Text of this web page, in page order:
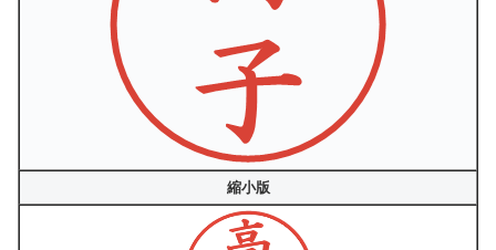
縮小版